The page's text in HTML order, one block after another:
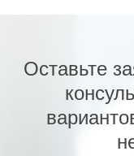
Оставьте